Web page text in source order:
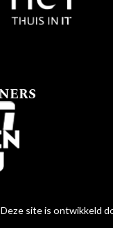
site is ontwikkeld